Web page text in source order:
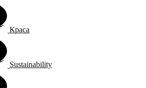
Краса
Sustainability